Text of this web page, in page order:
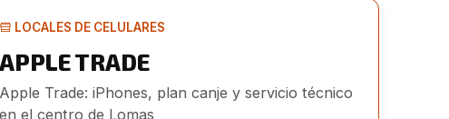
LOCALES DE CELULARES
APPLE TRADE
Apple Trade: iPhones, plan canje y servicio técnico
en el centro de Lomas